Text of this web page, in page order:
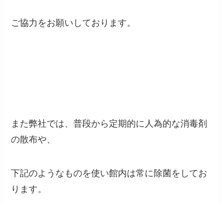
ご協力をお願いしております。
また弊社では、普段から定期的に人為的な消毒剤
の散布や、
下記のようなものを使い館内は常に除菌をしてお
ります。